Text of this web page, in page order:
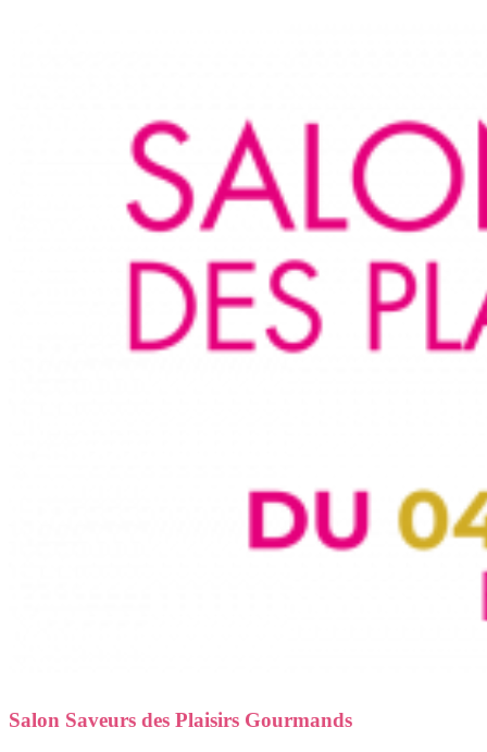
Salon Saveurs des Plaisirs Gourmands